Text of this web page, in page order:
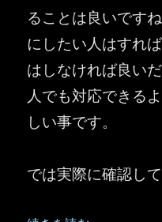
ることは良いです
にしたい人はすれ
はしなければ良い
人でも対応できる
しい事です。
では実際に確認して